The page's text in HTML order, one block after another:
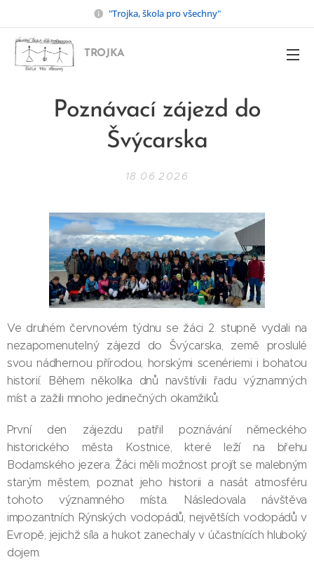
"Trojka, škola pro všechny"
TROJKA
Poznávací zájezd do
Švýcarska
18.06.2026
Ve druhém červnovém týdnu se žáci 2. stupně vydali na
nezapomenutelný zájezd do Švýcarska, země proslulé
svou nádhernou přírodou, horskými scenériemi i bohatou
historií. Během několika dnů navštívili řadu významných
míst a zažili mnoho jedinečných okamžiků.
První den zájezdu patřil poznávání německého
historického města Kostnice, které leží na břehu
Bodamského jezera. Žáci měli možnost projít se malebným
starým městem, poznat jeho historii a nasát atmosféru
tohoto významného místa. Následovala návštěva
impozantních Rýnských vodopádů, největších vodopádů v
Evropě, jejichž síla a hukot zanechaly v účastnících hluboký
dojem.